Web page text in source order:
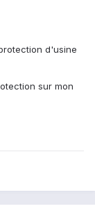
d'usine
sur mon